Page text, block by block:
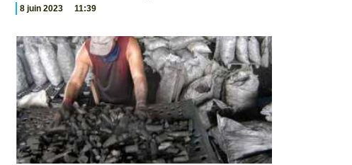
8 juin 2023 11:39